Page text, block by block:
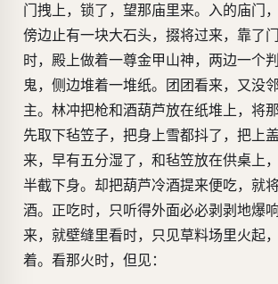
门拽上，锁了，望那庙里来。入的庙门
傍边止有一块大石头，掇将过来，靠了
时，殿上做着一尊金甲山神，两边一个
鬼，侧边堆着一堆纸。团团看来，又没
主。林冲把枪和酒葫芦放在纸堆上，将
先取下毡笠子，把身上雪都抖了，把上
来，早有五分湿了，和毡笠放在供桌上
半截下身。却把葫芦冷酒提来便吃，就
酒。正吃时，只听得外面必必剥剥地爆
来，就壁缝里看时，只见草料场里火起
着。看那火时，但见：